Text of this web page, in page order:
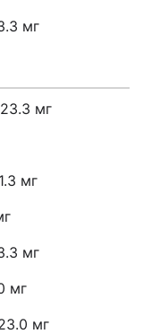
мг
мг
мг
мг
мг
мг